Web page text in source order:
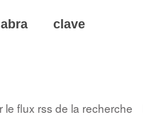
clave
le flux rss de la recherche